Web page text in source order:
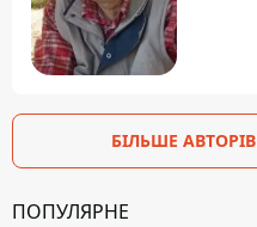
БІЛЬШЕ АВТОРІВ
ПОПУЛЯРНЕ